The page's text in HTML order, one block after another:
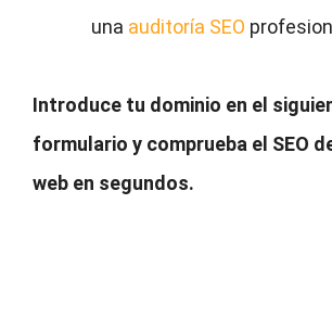
una auditoría SEO
Introduce tu dominio en el
formulario y comprueba el SEO
web en segundos.